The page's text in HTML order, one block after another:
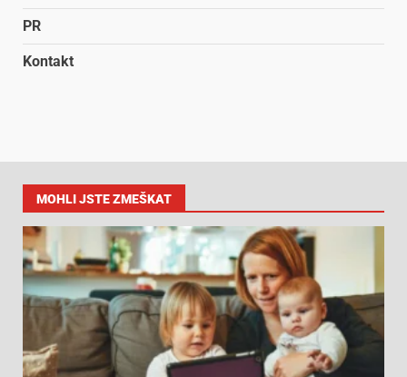
PR
Kontakt
MOHLI JSTE ZMEŠKAT